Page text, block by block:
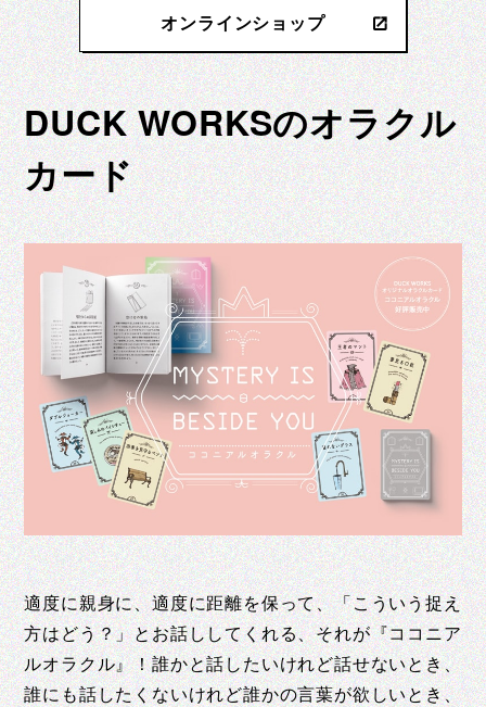
オンラインショップ
DUCK WORKSのオラクル
カード
適度に親身に、適度に距離を保って、「こういう捉え
方はどう？」とお話ししてくれる、それが『ココニア
ルオラクル』！誰かと話したいけれど話せないとき、
誰にも話したくないけれど誰かの言葉が欲しいとき、